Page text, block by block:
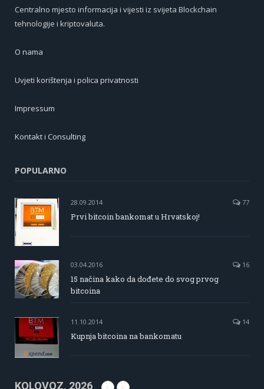
Centralno mjesto informacija i vijesti iz svijeta Blockchain
tehnologije i kriptovaluta.
O nama
Uvjeti korištenja i polica privatnosti
Impressum
Kontakt i Consulting
POPULARNO
28.09.2014 77
Prvi bitcoin bankomat u Hrvatskoj!
03.04.2016 16
15 načina kako da dođete do svog prvog
bitcoina
11.10.2014 14
Kupnja bitcoina na bankomatu
KOLOVOZ, 2026